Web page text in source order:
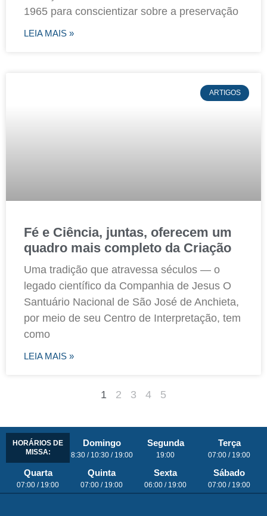
1965 para conscientizar sobre a preservação
LEIA MAIS »
ARTIGOS
Fé e Ciência, juntas, oferecem um
quadro mais completo da Criação
Uma tradição que atravessa séculos — o
legado científico da Companhia de Jesus O
Santuário Nacional de São José de Anchieta,
por meio de seu Centro de Interpretação, tem
como
LEIA MAIS »
1 2 3 4 5
HORÁRIOS DE
MISSA:
Domingo
8:30 / 10:30 / 19:00
Segunda
19:00
Terça
07:00 / 19:00
Quarta
07:00 / 19:00
Quinta
07:00 / 19:00
Sexta
06:00 / 19:00
Sábado
07:00 / 19:00